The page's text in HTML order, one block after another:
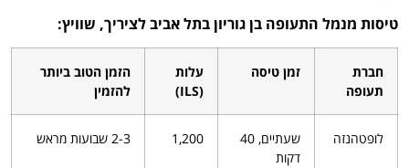
טיסות מנמל התעופה בן גוריון בתל אביב לציריך, שוויץ:
חברת
תעופה
זמן טיסה
עלות
(ILS)
הזמן הטוב ביותר
להזמין
לופטהנזה
שעתיים, 40
דקות
1,200 2-3 שבועות מראש